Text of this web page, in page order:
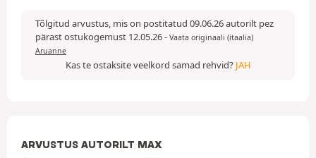
Tõlgitud arvustus, mis on postitatud 09.06.26 autorilt pez
pärast ostukogemust 12.05.26- Vaata originaali (itaalia)
Aruanne
Kas te ostaksite veelkord samad rehvid? JAH
ARVUSTUS AUTORILT MAX